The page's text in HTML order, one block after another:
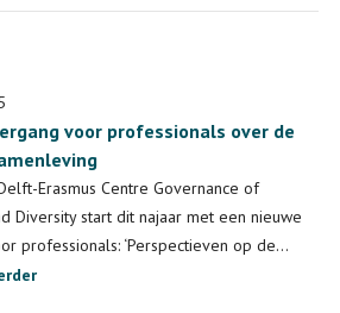
impact
heeft,
met
mensen
buiten
mijn
voor professionals over de
Erasmus Centre Governance of
Diversity start dit najaar met een nieuwe
professionals: ‘Perspectieven op de…